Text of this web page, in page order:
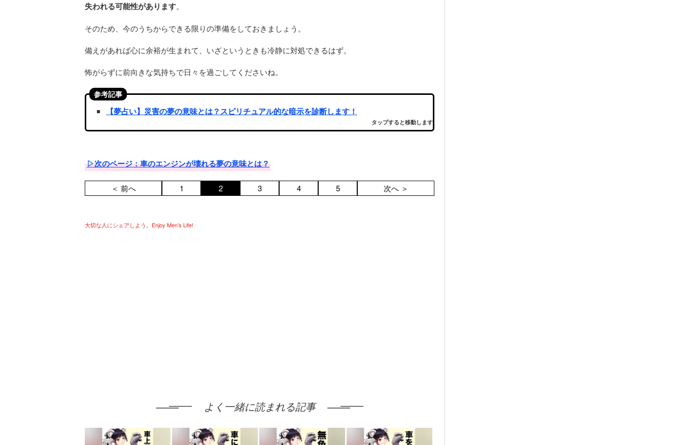
失われる可能性があります。
そのため、今のうちからできる限りの準備をしておきましょう。
備えがあれば心に余裕が生まれて、いざというときも冷静に対処できるはず。
怖がらずに前向きな気持ちで日々を過ごしてくださいね。
参考記事
【夢占い】災害の夢の意味とは？スピリチュアル的な暗示を診断します！
タップすると移動します
▷次のページ：車のエンジンが壊れる夢の意味とは？
＜ 前へ 1 2 3 4 5 次へ ＞
大切な人にシェアしよう。Enjoy Men’s Life!
よく一緒に読まれる記事